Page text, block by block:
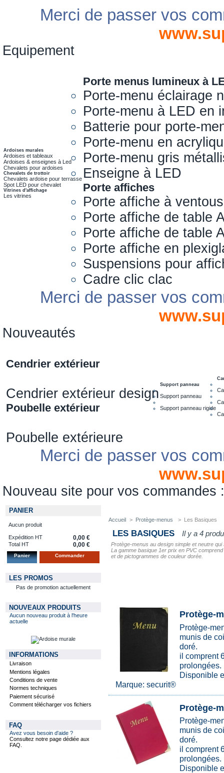
Merci de passer vos
Equipement
Ardoises murales
Ardoises et tableaux
Ardoises & enseignes à Led
Chevalets pour ardoises
Chevalets de trottoir
Chevalets ardoise pour terrasse
Spot LED pour chevalet
Vitrines d'affichage
Les vitrines
Porte menus lumineux à
Porte-menu éclairage
Porte-menu à LED en
Batterie pour porte-
Porte-menu en
Porte-menu gris
Enseigne à LED
Porte affiches
Porte affiche à
Porte affiche de table
Porte affiche de table
Porte affiche en
Suspensions pour
Cadre clic clac
Merci de passer vos
Nouveautés
Cendrier extérieur
Cendrier extérieur design
Poubelle extérieur
Poubelle extérieure
Support panneau
Support panneau
Support panneau rigide
Merci de passer vos
Nouveau site pour vos commandes
PANIER
Aucun produit
Expédition HT 0,00 €
Total HT 0,00 €
Panier Commander
LES PROMOS
Pas de promotion actuellement
NOUVEAUX PRODUITS
Aucun nouveau produit à l'heure
actuelle
INFORMATIONS
Livraison
Mentions légales
Conditions de vente
Normes techniques
Paiement sécurisé
Comment télécharger vos fichiers
FAQ
Avez vous besoin d'aide ?
Consultez notre page dédiée aux
FAQ.
Accueil > Protège-menus > Les Basiques
LES BASIQUES Il y a 4
Protège-menus au design simple et neutre
La gamme basique 1er prix en PVC
et de pictogrammes de couleur dorée.
Protège-
Protège-
munis de
doré.
il comprent
prolongées.
Disponible
Marque: securit®
Protège-
Protège-
munis de
doré.
il comprent
prolongées.
Disponible